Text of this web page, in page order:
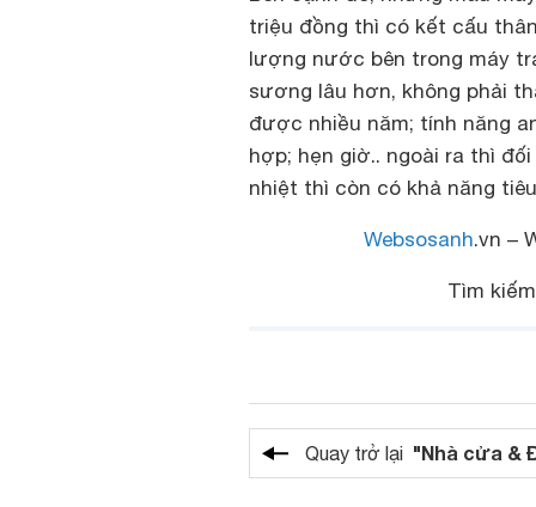
triệu đồng thì có kết cấu
lượng nước bên trong máy
sương lâu hơn, không phải
được nhiều năm; tính năng
hợp; hẹn giờ.. ngoài ra thì
nhiệt thì còn có khả năng
Websosanh.vn –
Tìm
Quay trở lại "Nhà cửa &